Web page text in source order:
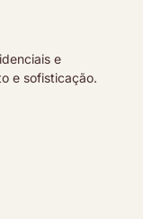
e
e sofisticação.